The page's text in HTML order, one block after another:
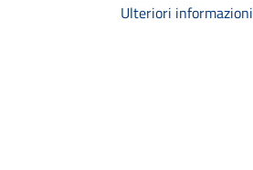
Ulteriori informazioni